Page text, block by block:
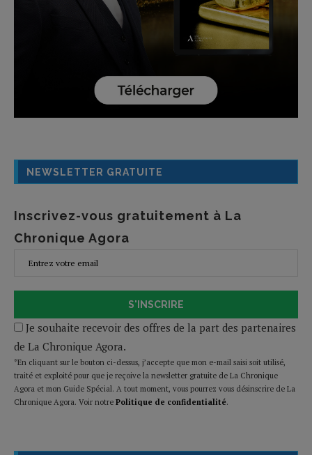
NEWSLETTER GRATUITE
Inscrivez-vous gratuitement à La
Chronique Agora
S'INSCRIRE
Je souhaite recevoir des offres de la part des partenaires
de La Chronique Agora.
*En cliquant sur le bouton ci-dessus, j’accepte que mon e-mail saisi soit utilisé,
traité et exploité pour que je reçoive la newsletter gratuite de La Chronique
Agora et mon Guide Spécial. A tout moment, vous pourrez vous désinscrire de La
Chronique Agora. Voir notre Politique de confidentialité.